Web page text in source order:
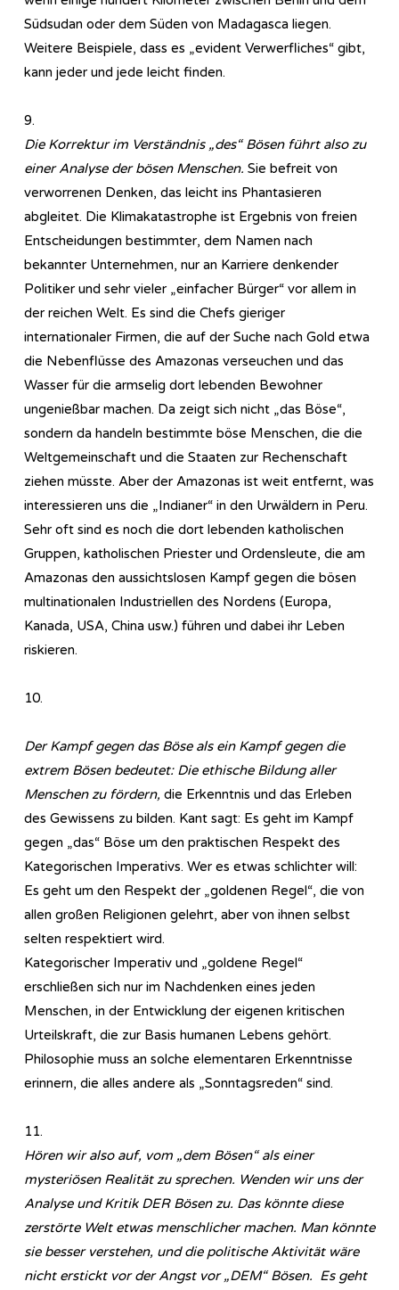
Südsudan oder dem Süden von Madagasca liegen.
Weitere Beispiele, dass es „evident Verwerfliches“ gibt,
kann jeder und jede leicht finden.
9.
Die Korrektur im Verständnis „des“ Bösen führt also zu
einer Analyse der bösen Menschen. Sie befreit von
verworrenen Denken, das leicht ins Phantasieren
abgleitet. Die Klimakatastrophe ist Ergebnis von freien
Entscheidungen bestimmter, dem Namen nach
bekannter Unternehmen, nur an Karriere denkender
Politiker und sehr vieler „einfacher Bürger“ vor allem in
der reichen Welt. Es sind die Chefs gieriger
internationaler Firmen, die auf der Suche nach Gold etwa
die Nebenflüsse des Amazonas verseuchen und das
Wasser für die armselig dort lebenden Bewohner
ungenießbar machen. Da zeigt sich nicht „das Böse“,
sondern da handeln bestimmte böse Menschen, die die
Weltgemeinschaft und die Staaten zur Rechenschaft
ziehen müsste. Aber der Amazonas ist weit entfernt, was
interessieren uns die „Indianer“ in den Urwäldern in Peru.
Sehr oft sind es noch die dort lebenden katholischen
Gruppen, katholischen Priester und Ordensleute, die am
Amazonas den aussichtslosen Kampf gegen die bösen
multinationalen Industriellen des Nordens (Europa,
Kanada, USA, China usw.) führen und dabei ihr Leben
riskieren.
10.
Der Kampf gegen das Böse als ein Kampf gegen die
extrem Bösen bedeutet: Die ethische Bildung aller
Menschen zu fördern, die Erkenntnis und das Erleben
des Gewissens zu bilden. Kant sagt: Es geht im Kampf
gegen „das“ Böse um den praktischen Respekt des
Kategorischen Imperativs. Wer es etwas schlichter will:
Es geht um den Respekt der „goldenen Regel“, die von
allen großen Religionen gelehrt, aber von ihnen selbst
selten respektiert wird.
Kategorischer Imperativ und „goldene Regel“
erschließen sich nur im Nachdenken eines jeden
Menschen, in der Entwicklung der eigenen kritischen
Urteilskraft, die zur Basis humanen Lebens gehört.
Philosophie muss an solche elementaren Erkenntnisse
erinnern, die alles andere als „Sonntagsreden“ sind.
11.
Hören wir also auf, vom „dem Bösen“ als einer
mysteriösen Realität zu sprechen. Wenden wir uns der
Analyse und Kritik DER Bösen zu. Das könnte diese
zerstörte Welt etwas menschlicher machen. Man könnte
sie besser verstehen, und die politische Aktivität wäre
nicht erstickt vor der Angst vor „DEM“ Bösen. Es geht